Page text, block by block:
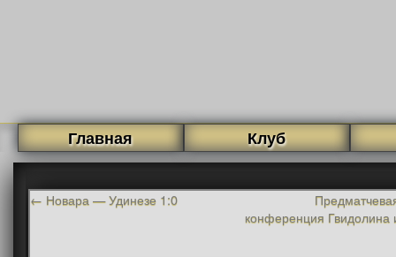
Главная Клуб
← Новара — Удинезе 1:0
конференция Гвидолина